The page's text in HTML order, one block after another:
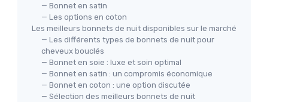
— Bonnet en satin
— Les options en coton
Les meilleurs bonnets de nuit disponibles sur le marché
— Les différents types de bonnets de nuit pour
cheveux bouclés
— Bonnet en soie : luxe et soin optimal
— Bonnet en satin : un compromis économique
— Bonnet en coton : une option discutée
— Sélection des meilleurs bonnets de nuit